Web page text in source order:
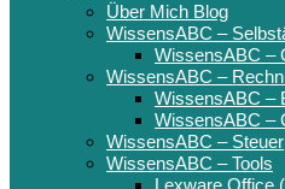
Über Mich Blog
WissensABC –
WissensABC –
WissensABC –
WissensABC –
WissensABC –
WissensABC – Steuer
WissensABC – Tools
Lexware Office